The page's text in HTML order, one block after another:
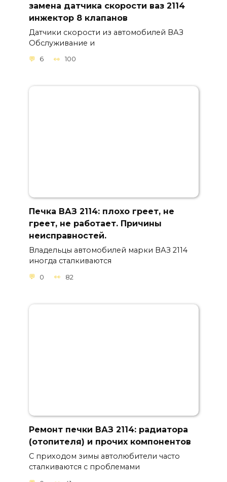
замена датчика скорости ваз 2114
инжектор 8 клапанов
Датчики скорости из автомобилей ВАЗ
Обслуживание и
6 100
Печка ВАЗ 2114: плохо греет, не
греет, не работает. Причины
неисправностей.
Владельцы автомобилей марки ВАЗ 2114
иногда сталкиваются
0 82
Ремонт печки ВАЗ 2114: радиатора
(отопителя) и прочих компонентов
С приходом зимы автолюбители часто
сталкиваются с проблемами